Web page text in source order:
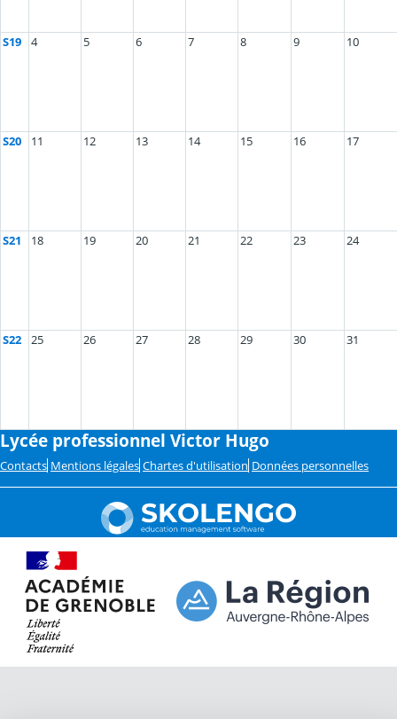
S19 4 5 6 7 8 9 10
S20 11 12 13 14 15 16 17
S21 18 19 20 21 22 23 24
S22 25 26 27 28 29 30 31
Lycée professionnel Victor Hugo
Contacts Mentions légales Chartes d'utilisation Données personnelles